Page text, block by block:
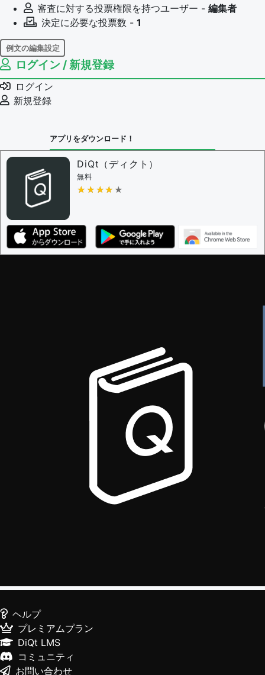
審査に対する投票権限を持つユーザー - 編集者
決定に必要な投票数 - 1
例文の編集設定
例文の編集権限を持つユーザー -
例文の削除を審査する
審査に対する投票権限を持つユーザー -
決定に必要な投票数 -
問題の編集権限を持つユーザー -すべてのユーザー
審査に対する投票権限を持つユーザー -
決定に必要な投票数 -
編集ガイドライン
ログイン / 新規登録
ログイン
新規登録
アプリをダウンロード！
DiQt（ディクト）
無料
★★★★★
★★★★★
ヘルプ
プレミアムプラン
DiQt LMS
コミュニティ
お問い合わせ